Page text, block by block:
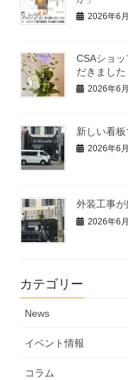
2026年6
CSAショ
だきました
2026年6
新しい看板
2026年6
外装工事
2026年6
カテゴリー
News
イベント情報
コラム